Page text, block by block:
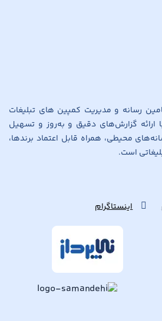
رسانه و مدیریت کمپین های تبلیغات
ارائه گزارش‌های دقیق و به‌روز و تسهیل
محیطی، همراه قابل اعتماد برندها،
است.
اینستاگرام